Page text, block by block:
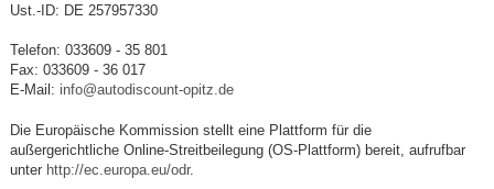
Ust.-ID: DE 257957330
Telefon: 033609 - 35 801
Fax: 033609 - 36 017
E-Mail: info@autodiscount-opitz.de
Die Europäische Kommission stellt eine Plattform für die
außergerichtliche Online-Streitbeilegung (OS-Plattform) bereit, aufrufbar
unter http://ec.europa.eu/odr.